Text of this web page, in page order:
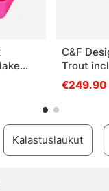
C&F
Trout
System
€249.90
Kalastuslaukut